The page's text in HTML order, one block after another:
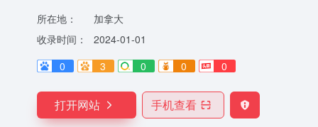
所在地：
加拿大
收录时间：
2024-01-01
0
3 0 0 0
打开网站 手机查看